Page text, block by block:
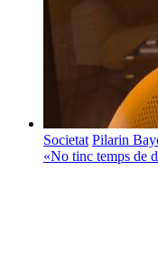
Societat Pilarin
«No tinc temps de